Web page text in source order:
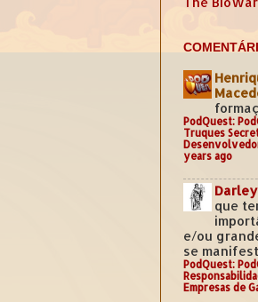
PodQuest:
Truques
years ago
que
e/ou
se
PodQuest:
Empresas de